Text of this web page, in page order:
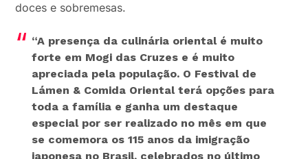
doces e sobremesas.
“A presença da culinária oriental é muito
forte em Mogi das Cruzes e é muito
apreciada pela população. O Festival de
Lámen & Comida Oriental terá opções para
toda a família e ganha um destaque
especial por ser realizado no mês em que
se comemora os 115 anos da imigração
japonesa no Brasil, celebrados no último